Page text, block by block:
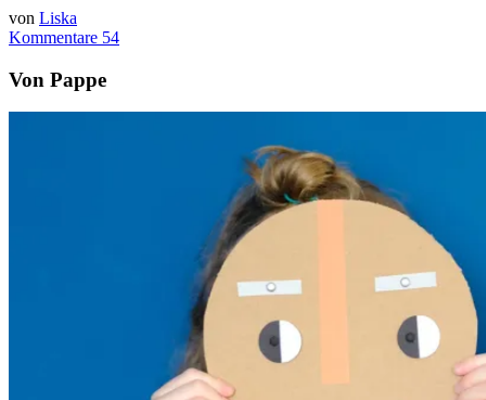
von Liska
Kommentare 54
Von Pappe